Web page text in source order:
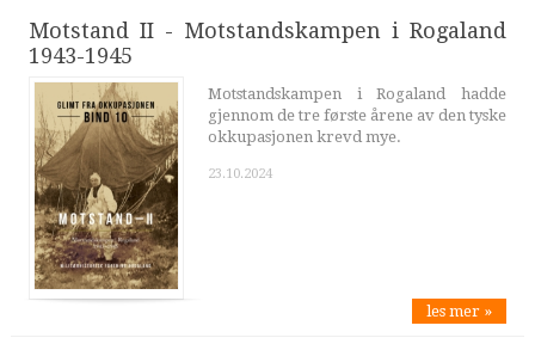
Motstand II - Motstandskampen i Rogaland
1943-1945
Motstandskampen i Rogaland hadde
gjennom de tre første årene av den tyske
okkupasjonen krevd mye.
23.10.2024
les mer »